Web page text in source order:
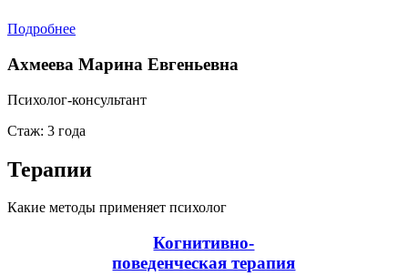
Подробнее
Ахмеева Марина Евгеньевна
Психолог-консультант
Стаж: 3 годa
Терапии
Какие методы применяет психолог
Когнитивно-
поведенческая терапия